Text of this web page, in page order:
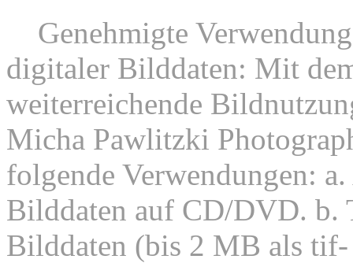
Genehmigte
digitaler Bilddaten: Mit
weiterreichende
Micha Pawlitzki
folgende Verwendungen:
Bilddaten auf CD/DVD. b.
Bilddaten (bis 2 MB als